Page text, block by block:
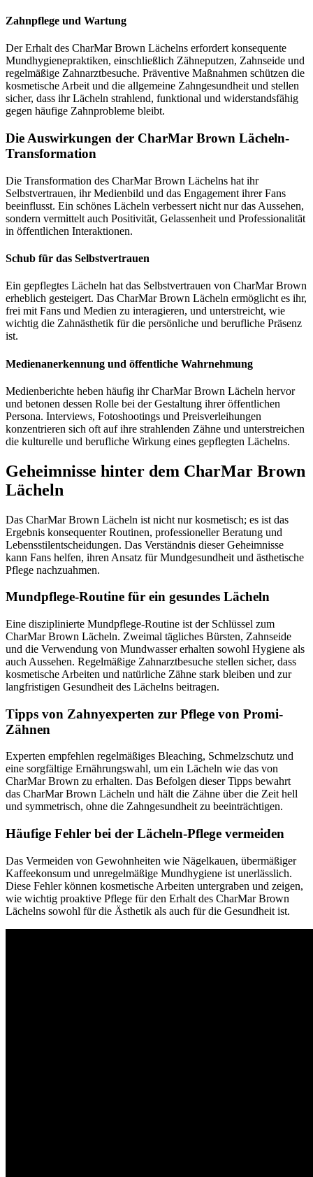
Zahnpflege und Wartung
Der Erhalt des CharMar Brown Lächelns erfordert konsequente
Mundhygienepraktiken, einschließlich Zähneputzen, Zahnseide und
regelmäßige Zahnarztbesuche. Präventive Maßnahmen schützen die
kosmetische Arbeit und die allgemeine Zahngesundheit und stellen
sicher, dass ihr Lächeln strahlend, funktional und widerstandsfähig
gegen häufige Zahnprobleme bleibt.
Die Auswirkungen der CharMar Brown Lächeln-
Transformation
Die Transformation des CharMar Brown Lächelns hat ihr
Selbstvertrauen, ihr Medienbild und das Engagement ihrer Fans
beeinflusst. Ein schönes Lächeln verbessert nicht nur das Aussehen,
sondern vermittelt auch Positivität, Gelassenheit und Professionalität
in öffentlichen Interaktionen.
Schub für das Selbstvertrauen
Ein gepflegtes Lächeln hat das Selbstvertrauen von CharMar Brown
erheblich gesteigert. Das CharMar Brown Lächeln ermöglicht es ihr,
frei mit Fans und Medien zu interagieren, und unterstreicht, wie
wichtig die Zahnästhetik für die persönliche und berufliche Präsenz
ist.
Medienanerkennung und öffentliche Wahrnehmung
Medienberichte heben häufig ihr CharMar Brown Lächeln hervor
und betonen dessen Rolle bei der Gestaltung ihrer öffentlichen
Persona. Interviews, Fotoshootings und Preisverleihungen
konzentrieren sich oft auf ihre strahlenden Zähne und unterstreichen
die kulturelle und berufliche Wirkung eines gepflegten Lächelns.
Geheimnisse hinter dem CharMar Brown
Lächeln
Das CharMar Brown Lächeln ist nicht nur kosmetisch; es ist das
Ergebnis konsequenter Routinen, professioneller Beratung und
Lebensstilentscheidungen. Das Verständnis dieser Geheimnisse
kann Fans helfen, ihren Ansatz für Mundgesundheit und ästhetische
Pflege nachzuahmen.
Mundpflege-Routine für ein gesundes Lächeln
Eine disziplinierte Mundpflege-Routine ist der Schlüssel zum
CharMar Brown Lächeln. Zweimal tägliches Bürsten, Zahnseide
und die Verwendung von Mundwasser erhalten sowohl Hygiene als
auch Aussehen. Regelmäßige Zahnarztbesuche stellen sicher, dass
kosmetische Arbeiten und natürliche Zähne stark bleiben und zur
langfristigen Gesundheit des Lächelns beitragen.
Tipps von Zahnyexperten zur Pflege von Promi-
Zähnen
Experten empfehlen regelmäßiges Bleaching, Schmelzschutz und
eine sorgfältige Ernährungswahl, um ein Lächeln wie das von
CharMar Brown zu erhalten. Das Befolgen dieser Tipps bewahrt
das CharMar Brown Lächeln und hält die Zähne über die Zeit hell
und symmetrisch, ohne die Zahngesundheit zu beeinträchtigen.
Häufige Fehler bei der Lächeln-Pflege vermeiden
Das Vermeiden von Gewohnheiten wie Nägelkauen, übermäßiger
Kaffeekonsum und unregelmäßige Mundhygiene ist unerlässlich.
Diese Fehler können kosmetische Arbeiten untergraben und zeigen,
wie wichtig proaktive Pflege für den Erhalt des CharMar Brown
Lächelns sowohl für die Ästhetik als auch für die Gesundheit ist.